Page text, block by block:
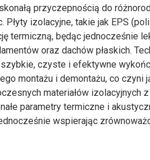
przyczepnością do
Płyty izolacyjne, takie jak EPS
termiczną, będąc jednocześnie
oraz dachów płaskich.
czyste i efektywne
montażu i demontażu, co czyni
materiałów izolacyjnych
parametry termiczne i
wspierając